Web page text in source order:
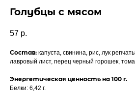
Голубцы с мясом
57 р.
Состав: капуста, свинина, рис, лук
лавровый лист, перец черный горошек,
Энергетическая ценность на 100 г.
Белки: 6,42 г.